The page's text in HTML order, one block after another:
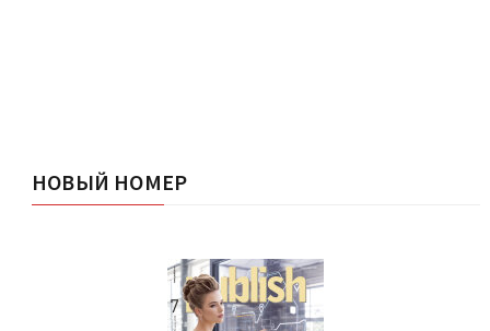
НОВЫЙ НОМЕР